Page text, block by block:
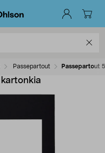
Passepartout Passepartout